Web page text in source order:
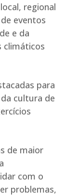
regional
eventos
e da
climáticos
para
cultura de
de maior
com o
problemas,